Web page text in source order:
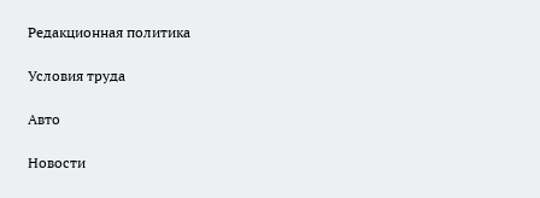
Редакционная политика
Условия труда
Авто
Новости